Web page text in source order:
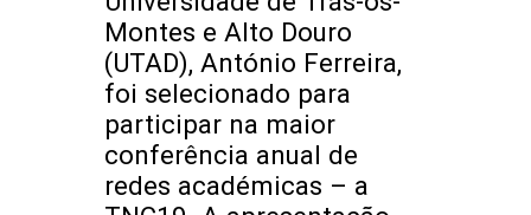
Montes e Alto Douro
(UTAD), António Ferreira,
foi selecionado para
participar na maior
conferência anual de
redes académicas – a